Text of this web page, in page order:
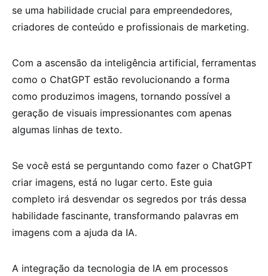
se uma habilidade crucial para empreendedores,
criadores de conteúdo e profissionais de marketing.
Com a ascensão da inteligência artificial, ferramentas
como o ChatGPT estão revolucionando a forma
como produzimos imagens, tornando possível a
geração de visuais impressionantes com apenas
algumas linhas de texto.
Se você está se perguntando como fazer o ChatGPT
criar imagens, está no lugar certo. Este guia
completo irá desvendar os segredos por trás dessa
habilidade fascinante, transformando palavras em
imagens com a ajuda da IA.
A integração da tecnologia de IA em processos